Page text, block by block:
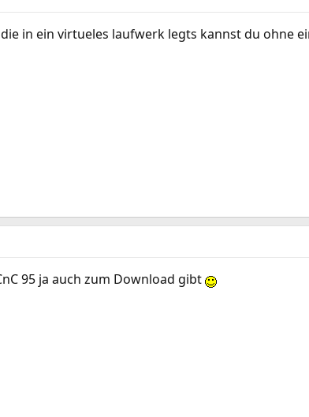
in ein virtueles laufwerk legts kannst du ohne
95 ja auch zum Download gibt